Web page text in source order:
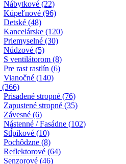
Nábytkové (22)
Kúpeľnové (96)
Detské (48)
Kancelárske (120)
Priemyselné (30)
Núdzové (5)
S ventilátorom (8)
Pre rast rastlín (6)
Vianočné (140)
(366)
Prisadené stropné (76)
Zapustené stropné (35)
Závesné (6)
Nástenné / Fasádne (102)
Stĺpikové (10)
Pochôdzne (8)
Reflektorové (64)
Senzorové (46)